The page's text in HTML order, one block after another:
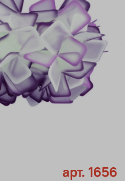
арт. 1656